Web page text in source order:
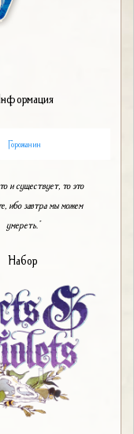
Горожанин
и существует, то это
ибо завтра мы можем
умереть."
Набор